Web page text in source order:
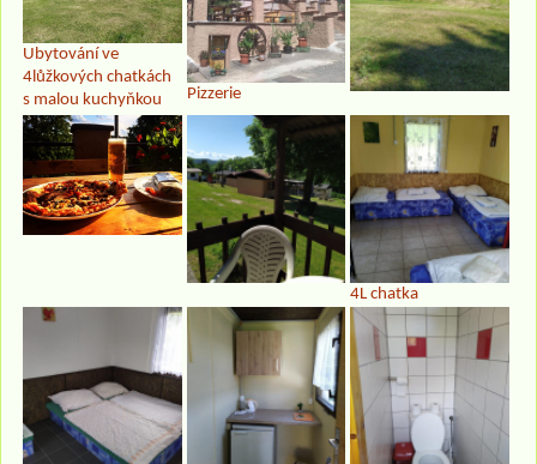
Ubytování ve
4lůžkových chatkách
s malou kuchyňkou
Pizzerie
4L chatka